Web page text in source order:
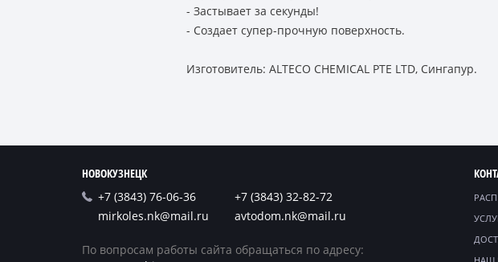
- Застывает за секунды!
- Создает супер-прочную поверхность.
Изготовитель: ALTECO CHEMICAL PTE LTD, Сингапур.
НОВОКУЗНЕЦК
+7 (3843) 76-06-36
+7 (3843) 32-82-72
mirkoles.nk@mail.ru
avtodom.nk@mail.ru
По вопросам работы сайта обращаться по адресу: